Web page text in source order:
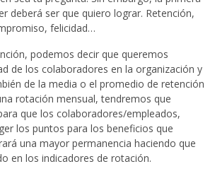
deberá ser que quiero lograr. Retención,
felicidad…
podemos decir que queremos
de los colaboradores en la organización y
de la media o el promedio de retención
rotación mensual, tendremos que
que los colaboradores/empleados,
los puntos para los beneficios que
una mayor permanencia haciendo que
en los indicadores de rotación.